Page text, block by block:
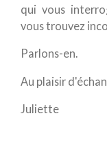
qui vous
vous trouvez
Parlons-en.
Au plaisir
Juliette